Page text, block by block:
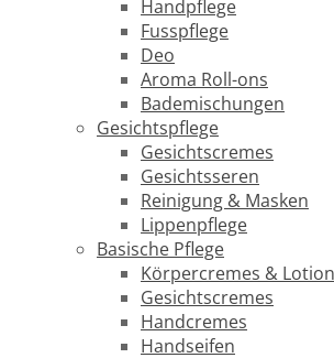
Handpflege
Fusspflege
Deo
Aroma Roll-ons
Bademischungen
Gesichtspflege
Gesichtscremes
Gesichtsseren
Reinigung & Masken
Lippenpflege
Basische Pflege
Körpercremes &
Gesichtscremes
Handcremes
Handseifen